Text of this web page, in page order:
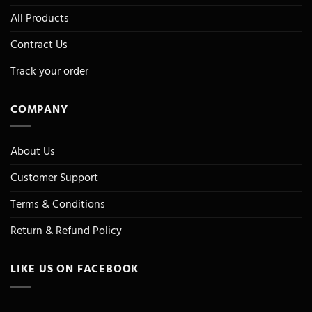
All Products
Contract Us
Track your order
COMPANY
About Us
Customer Support
Terms & Conditions
Return & Refund Policy
LIKE US ON FACEBOOK